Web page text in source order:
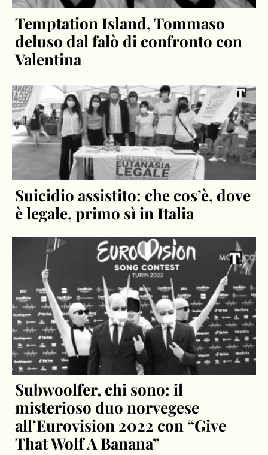
Temptation Island, Tommaso
deluso dal falò di confronto con
Valentina
Suicidio assistito: che cos’è, dove
è legale, primo sì in Italia
Subwoolfer, chi sono: il
misterioso duo norvegese
all’Eurovision 2022 con “Give
That Wolf A Banana”